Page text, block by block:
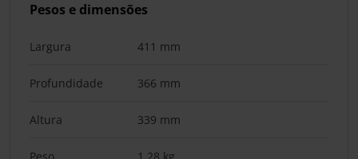
Pesos e dimensões
Largura 411 mm
Profundidade 366 mm
Altura 339 mm